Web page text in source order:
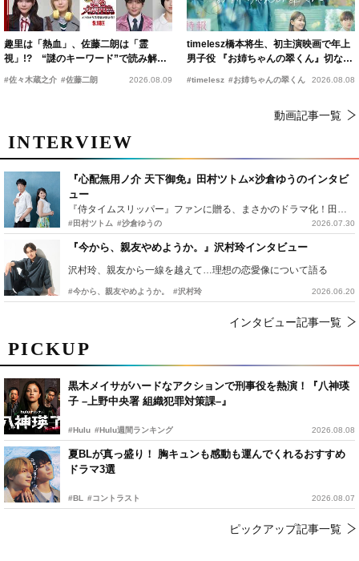
PICKUP
黒木メイサがハードなアクションで刑事役を熱演！『八神瑛
子 –上野中央署 組織犯罪対策課–』
#Hulu #Hulu週間ランキング 2026.08.08
夏BLが真っ盛り！ 胸キュンも感動も運んでくれるおすすめ
ドラマ3選
#BL #コントラスト 2026.08.07
ピックアップ記事一覧
趣里は「熱血」、佐藤二朗は「霊
視」!? “謎のキーワード”で読み解く
『踊る大捜査線 N.E.W.』新メンバー
#佐々木蔵之介 #佐藤二朗 2026.08.09
timelesz橋本将生、初主演映画で年上
男子役 『お姉ちゃんの翠くん』切ない
恋の幕開けを予感
#timelesz #お姉ちゃんの翠くん 2026.08.08
動画記事一覧
INTERVIEW
『心配無用ノ介 天下御免』田村ツトム×沙倉ゆうのインタビ
ュー
『侍タイムスリッパー』ファンに贈る、まさかのドラマ化！田村ツトム×沙倉ゆうのが語る『心配無用ノ介』撮影秘話
#田村ツトム #沙倉ゆうの 2026.07.30
『今から、親友やめようか。』沢村玲インタビュー
沢村玲、親友から一線を越えて…理想の恋愛像について語る
#今から、親友やめようか。 #沢村玲 2026.06.20
インタビュー記事一覧